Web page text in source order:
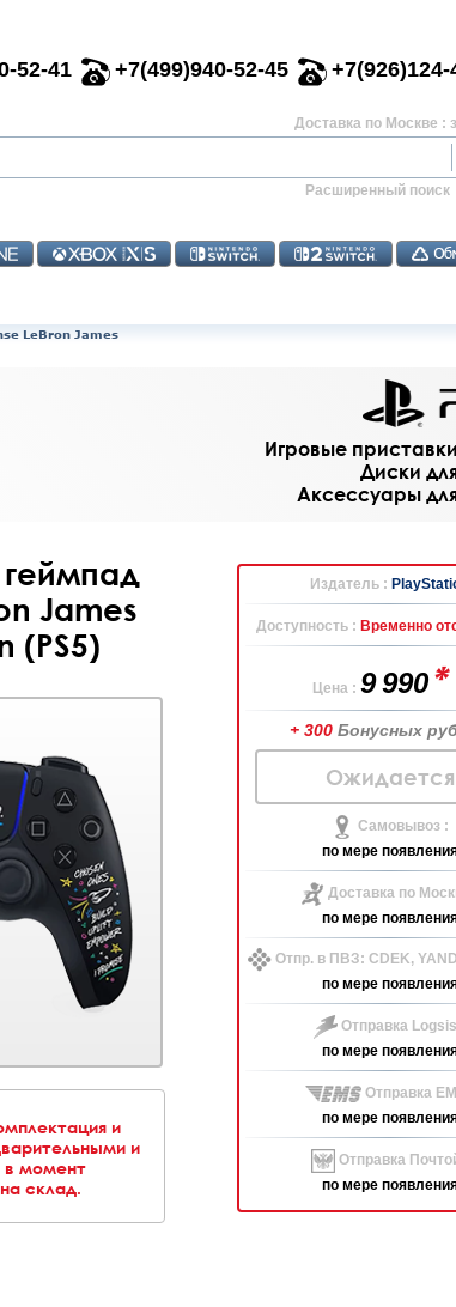
52-41 +7(499)940-52-45 +7(926)124-
Доставка по Москве :
Расширенный поиск
LeBron James
Игровые
Диски
Аксессуары
James
(PS5)
и
и
в момент
склад.
Издатель :
Доступность : Временно
Цена : 9 990*
+ 300 Бонусных
Ожидается
Самовывоз :
по мере
Доставка по
по мере
Отпр. в ПВЗ: CDEK,
по мере
Отправка
по мере
Отправка
по мере
Отправка
по мере